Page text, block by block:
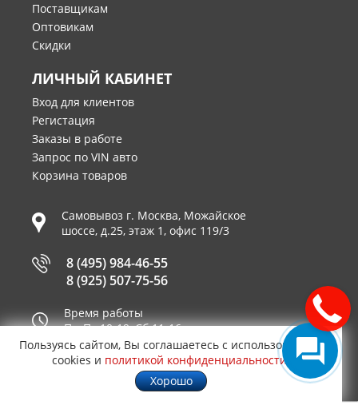
Поставщикам
Оптовикам
Скидки
ЛИЧНЫЙ КАБИНЕТ
Вход для клиентов
Регистация
Заказы в работе
Запрос по VIN авто
Корзина товаров
Самовывоз г. Москва, Можайское
шоссе, д.25, этаж 1, офис 119/3
8 (495) 984-46-55
8 (925) 507-75-56
Время работы
Пн-Пт 10-19, Сб 11-16
Принимаем к оплате
Пользуясь сайтом, Вы соглашаетесь с использованием
cookies и политикой конфиденциальности
Хорошо